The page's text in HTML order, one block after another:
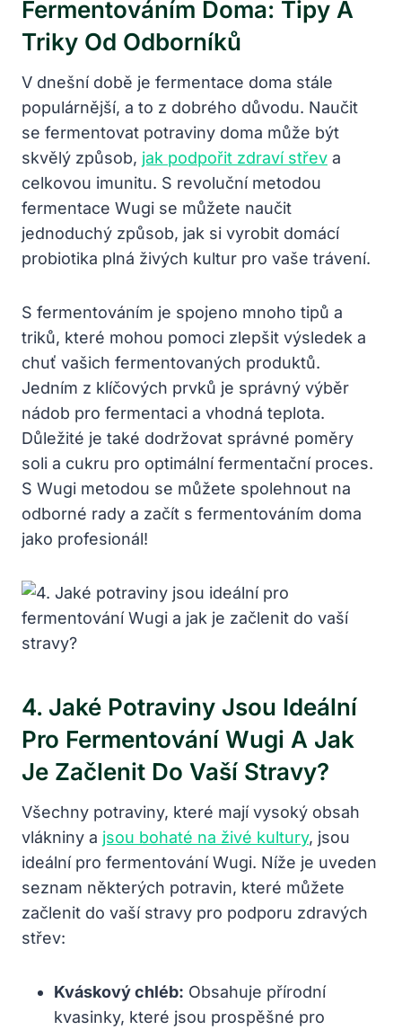
Fermentováním Doma: Tipy A
Triky Od Odborníků
V dnešní době je fermentace doma stále
populárnější, a to z dobrého důvodu. Naučit
se fermentovat potraviny doma může být
skvělý způsob, jak podpořit zdraví střev a
celkovou imunitu. S revoluční metodou
fermentace Wugi se můžete naučit
jednoduchý způsob, jak si vyrobit domácí
probiotika plná živých kultur pro vaše trávení.
S fermentováním je spojeno mnoho tipů a
triků, které mohou pomoci zlepšit výsledek a
chuť vašich fermentovaných produktů.
Jedním z klíčových prvků je správný výběr
nádob pro fermentaci a vhodná teplota.
Důležité je také dodržovat správné poměry
soli a cukru pro optimální fermentační proces.
S Wugi metodou se můžete spolehnout na
odborné rady a začít s fermentováním doma
jako profesionál!
4. Jaké Potraviny Jsou Ideální
Pro Fermentování Wugi A Jak
Je Začlenit Do Vaší Stravy?
Všechny potraviny, které mají vysoký obsah
vlákniny a jsou bohaté na živé kultury, jsou
ideální pro fermentování Wugi. Níže je uveden
seznam některých potravin, které můžete
začlenit do vaší stravy pro podporu zdravých
střev:
Kváskový chléb: Obsahuje přírodní
kvasinky, které jsou prospěšné pro